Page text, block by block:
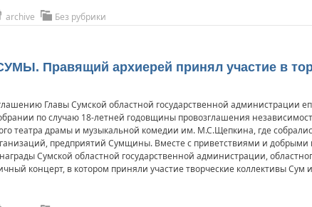
archive Без рубрики
Правящий архиерей принял участие в
Главы Сумской областной государственной администрации
по случаю 18-летней годовщины провозглашения
театра драмы и музыкальной комедии им. М.С.Щепкина, где
предприятий Сумщины. Вместе с приветствиями и
Сумской областной государственной администрации,
концерт, в котором приняли участие творческие коллективы Сум